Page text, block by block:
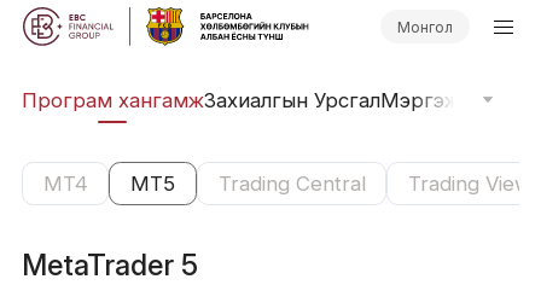
Монгол
Програм хангамжЗахиалгын УрсгалМэргэжлийн
MT4 MT5 Trading Central Trading View
MetaTrader 5